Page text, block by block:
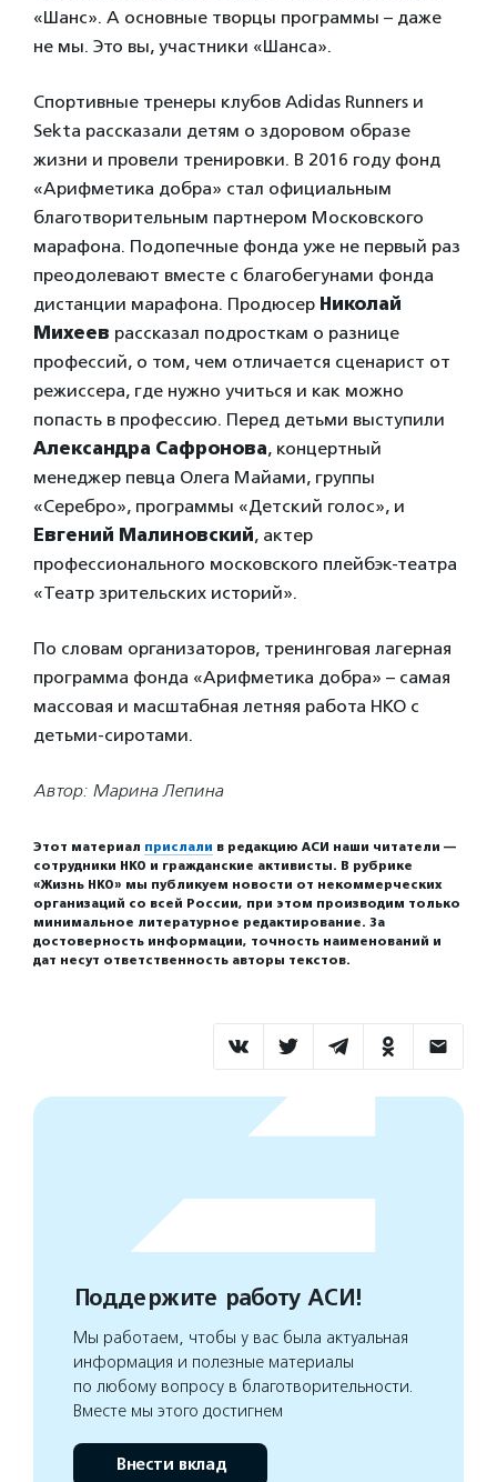
«Шанс». А основные творцы программы – даже
не мы. Это вы, участники «Шанса».
Спортивные тренеры клубов Adidas Runners и
Sekta рассказали детям о здоровом образе
жизни и провели тренировки. В 2016 году фонд
«Арифметика добра» стал официальным
благотворительным партнером Московского
марафона. Подопечные фонда уже не первый раз
преодолевают вместе с благобегунами фонда
дистанции марафона. Продюсер Николай
Михеев рассказал подросткам о разнице
профессий, о том, чем отличается сценарист от
режиссера, где нужно учиться и как можно
попасть в профессию. Перед детьми выступили
Александра Сафронова, концертный
менеджер певца Олега Майами, группы
«Серебро», программы «Детский голос», и
Евгений Малиновский, актер
профессионального московского плейбэк-театра
«Театр зрительских историй».
По словам организаторов, тренинговая лагерная
программа фонда «Арифметика добра» – самая
массовая и масштабная летняя работа НКО с
детьми-сиротами.
Автор: Марина Лепина
Этот материал прислали в редакцию АСИ наши читатели —
сотрудники НКО и гражданские активисты. В рубрике
«Жизнь НКО» мы публикуем новости от некоммерческих
организаций со всей России, при этом производим только
минимальное литературное редактирование. За
достоверность информации, точность наименований и
дат несут ответственность авторы текстов.
Поддержите работу АСИ!
Мы работаем, чтобы у вас была актуальная
информация и полезные материалы
по любому вопросу в благотворительности.
Вместе мы этого достигнем
Внести вклад